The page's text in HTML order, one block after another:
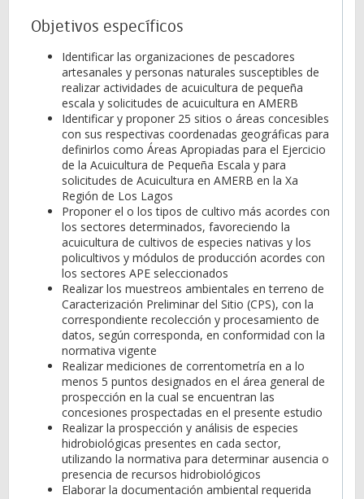
Objetivos específicos
Identificar las organizaciones de pescadores
artesanales y personas naturales susceptibles de
realizar actividades de acuicultura de pequeña
escala y solicitudes de acuicultura en AMERB
Identificar y proponer 25 sitios o áreas concesibles
con sus respectivas coordenadas geográficas para
definirlos como Áreas Apropiadas para el Ejercicio
de la Acuicultura de Pequeña Escala y para
solicitudes de Acuicultura en AMERB en la Xa
Región de Los Lagos
Proponer el o los tipos de cultivo más acordes con
los sectores determinados, favoreciendo la
acuicultura de cultivos de especies nativas y los
policultivos y módulos de producción acordes con
los sectores APE seleccionados
Realizar los muestreos ambientales en terreno de
Caracterización Preliminar del Sitio (CPS), con la
correspondiente recolección y procesamiento de
datos, según corresponda, en conformidad con la
normativa vigente
Realizar mediciones de correntometría en a lo
menos 5 puntos designados en el área general de
prospección en la cual se encuentran las
concesiones prospectadas en el presente estudio
Realizar la prospección y análisis de especies
hidrobiológicas presentes en cada sector,
utilizando la normativa para determinar ausencia o
presencia de recursos hidrobiológicos
Elaborar la documentación ambiental requerida